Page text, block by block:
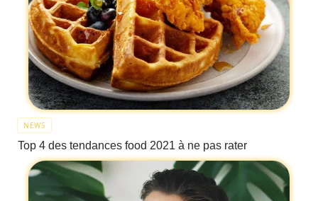
NEWS
Top 4 des tendances food 2021 à ne pas rater